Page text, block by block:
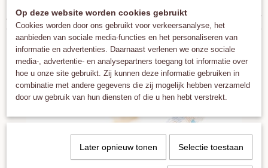
Home >Armbanden>Guanabana Argentina 5mm Light Blue Cpper
Op deze website worden cookies gebruikt
Cookies worden door ons gebruikt voor verkeersanalyse, het
aanbieden van sociale media-functies en het personaliseren van
informatie en advertenties. Daarnaast verlenen we onze sociale
media-, advertentie- en analysepartners toegang tot informatie over
hoe u onze site gebruikt. Zij kunnen deze informatie gebruiken in
combinatie met andere gegevens die zij mogelijk hebben verzameld
door uw gebruik van hun diensten of die u hen hebt verstrekt.
Later opnieuw tonen Selectie toestaan